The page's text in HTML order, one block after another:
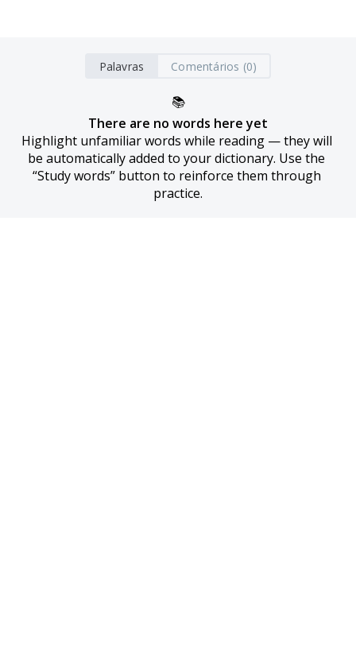
Palavras Comentários (0)
📚
There are no words here yet
Highlight unfamiliar words while reading — they will
be automatically added to your dictionary. Use the
“Study words” button to reinforce them through
practice.